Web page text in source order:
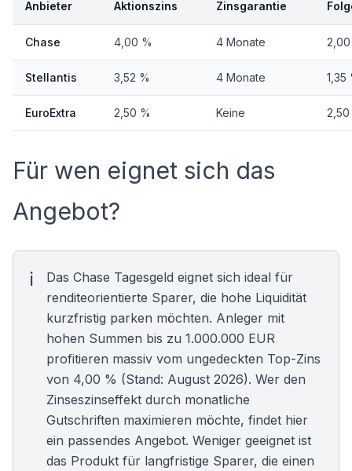
Anbieter Aktionszins Zinsgarantie
Chase 4,00 % 4 Monate
Stellantis 3,52 % 4 Monate 1,35
EuroExtra 2,50 % Keine
Für wen eignet sich das
Angebot?
Das Chase Tagesgeld eignet sich ideal für
renditeorientierte Sparer, die hohe Liquidität
kurzfristig parken möchten. Anleger mit
hohen Summen bis zu 1.000.000 EUR
profitieren massiv vom ungedeckten Top-Zins
von 4,00 % (Stand: August 2026). Wer den
Zinseszinseffekt durch monatliche
Gutschriften maximieren möchte, findet hier
ein passendes Angebot. Weniger geeignet ist
das Produkt für langfristige Sparer, die einen